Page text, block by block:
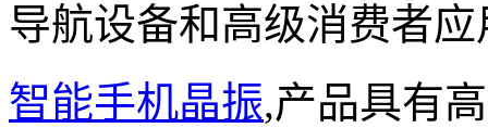
导航设备和高级消费者应
智能手机晶振,产品具有